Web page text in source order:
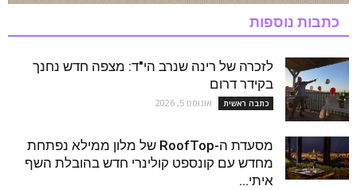
כתבות נוספות
לזכרה של רינה שנרב הי"ד: מצפה חדש נחנך
בקידר דרום
כתבה ראשית אוגוסט 5, 2026
מסעדת ה-RoofTop של מלון ממילא נפתחת
מחדש עם קונספט קולינרי חדש בהובלת השף
איתי...